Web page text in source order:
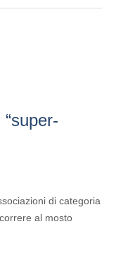
di categoria
al mosto